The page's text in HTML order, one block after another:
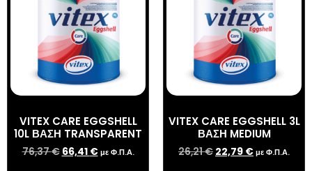
VITEX CARE EGGSHELL
10L ΒΑΣΗ TRANSPARENT
76,37€ 66,41 € με Φ.Π.Α.
VITEX CARE EGGSHELL 3L
ΒΑΣΗ MEDIUM
26,21€ 22,79 €με Φ.Π.Α.